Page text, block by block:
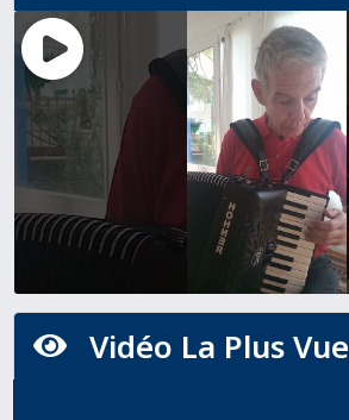
 Vidéo La Plus Vue